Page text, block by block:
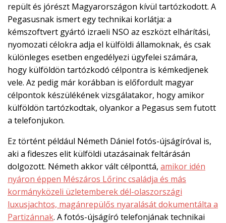
repült és jórészt Magyarországon kívül tartózkodott. A
Pegasusnak ismert egy technikai korlátja: a
kémszoftvert gyártó izraeli NSO az eszközt elhárítási,
nyomozati célokra adja el külföldi államoknak, és csak
különleges esetben engedélyezi ügyfelei számára,
hogy külföldön tartózkodó célpontra is kémkedjenek
vele. Az pedig már korábban is előfordult magyar
célpontok készülékének vizsgálatakor, hogy amikor
külföldön tartózkodtak, olyankor a Pegasus sem futott
a telefonjukon.
Ez történt például Németh Dániel fotós-újságíróval is,
aki a fideszes elit külföldi utazásainak feltárásán
dolgozott. Németh akkor vált célponttá, amikor idén
nyáron éppen Mészáros Lőrinc családja és más
kormányközeli üzletemberek dél-olaszországi
luxusjachtos, magánrepülős nyaralását dokumentálta a
Partizánnak. A fotós-újságíró telefonjának technikai